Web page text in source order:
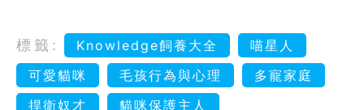
標籤: Knowledge飼養大全
喵星人
可愛貓咪
毛孩行為與心理
多寵家庭
捍衛奴才
貓咪保護主人